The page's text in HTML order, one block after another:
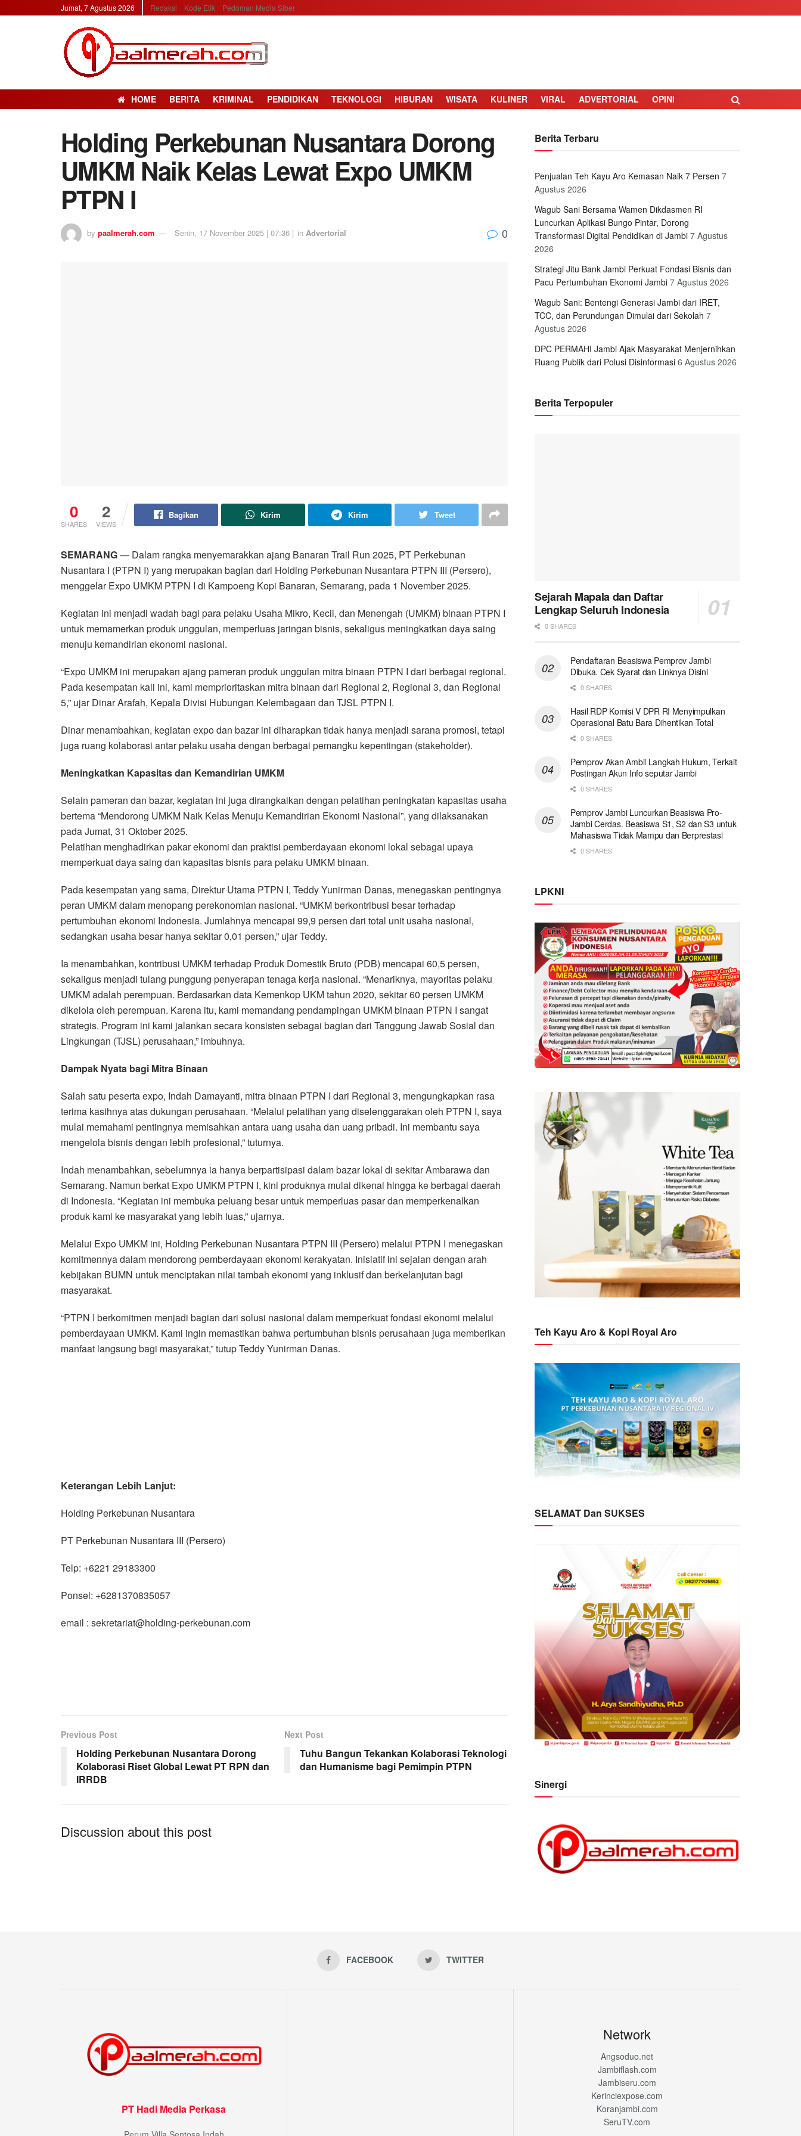
Jumat, 7 Agustus 2026 Redaksi Kode Etik Pedoman Media Siber
HOME BERITA KRIMINAL PENDIDIKAN TEKNOLOGI HIBURAN WISATA KULINER VIRAL ADVERTORIAL OPINI
Holding Perkebunan Nusantara Dorong
UMKM Naik Kelas Lewat Expo UMKM
PTPN I
by paalmerah.com Senin, 17 November 2025 | 07:36 | in Advertorial 0
0
SHARES
2
VIEWS
Bagikan Kirim Kirim Tweet
SEMARANG— Dalam rangka menyemarakkan ajang Banaran Trail Run 2025, PT Perkebunan
Nusantara I (PTPN I) yang merupakan bagian dari Holding Perkebunan Nusantara PTPN III (Persero),
menggelar Expo UMKM PTPN I di Kampoeng Kopi Banaran, Semarang, pada 1 November 2025.
Kegiatan ini menjadi wadah bagi para pelaku Usaha Mikro, Kecil, dan Menengah (UMKM) binaan PTPN I
untuk memamerkan produk unggulan, memperluas jaringan bisnis, sekaligus meningkatkan daya saing
menuju kemandirian ekonomi nasional.
“Expo UMKM ini merupakan ajang pameran produk unggulan mitra binaan PTPN I dari berbagai regional.
Pada kesempatan kali ini, kami memprioritaskan mitra binaan dari Regional 2, Regional 3, dan Regional
5,” ujar Dinar Arafah, Kepala Divisi Hubungan Kelembagaan dan TJSL PTPN I.
Dinar menambahkan, kegiatan expo dan bazar ini diharapkan tidak hanya menjadi sarana promosi, tetapi
juga ruang kolaborasi antar pelaku usaha dengan berbagai pemangku kepentingan (stakeholder).
Meningkatkan Kapasitas dan Kemandirian UMKM
Selain pameran dan bazar, kegiatan ini juga dirangkaikan dengan pelatihan peningkatan kapasitas usaha
bertema “Mendorong UMKM Naik Kelas Menuju Kemandirian Ekonomi Nasional”, yang dilaksanakan
pada Jumat, 31 Oktober 2025.
Pelatihan menghadirkan pakar ekonomi dan praktisi pemberdayaan ekonomi lokal sebagai upaya
memperkuat daya saing dan kapasitas bisnis para pelaku UMKM binaan.
Pada kesempatan yang sama, Direktur Utama PTPN I, Teddy Yunirman Danas, menegaskan pentingnya
peran UMKM dalam menopang perekonomian nasional. “UMKM berkontribusi besar terhadap
pertumbuhan ekonomi Indonesia. Jumlahnya mencapai 99,9 persen dari total unit usaha nasional,
sedangkan usaha besar hanya sekitar 0,01 persen,” ujar Teddy.
Ia menambahkan, kontribusi UMKM terhadap Produk Domestik Bruto (PDB) mencapai 60,5 persen,
sekaligus menjadi tulang punggung penyerapan tenaga kerja nasional. “Menariknya, mayoritas pelaku
UMKM adalah perempuan. Berdasarkan data Kemenkop UKM tahun 2020, sekitar 60 persen UMKM
dikelola oleh perempuan. Karena itu, kami memandang pendampingan UMKM binaan PTPN I sangat
strategis. Program ini kami jalankan secara konsisten sebagai bagian dari Tanggung Jawab Sosial dan
Lingkungan (TJSL) perusahaan,” imbuhnya.
Dampak Nyata bagi Mitra Binaan
Salah satu peserta expo, Indah Damayanti, mitra binaan PTPN I dari Regional 3, mengungkapkan rasa
terima kasihnya atas dukungan perusahaan. “Melalui pelatihan yang diselenggarakan oleh PTPN I, saya
mulai memahami pentingnya memisahkan antara uang usaha dan uang pribadi. Ini membantu saya
mengelola bisnis dengan lebih profesional,” tuturnya.
Indah menambahkan, sebelumnya ia hanya berpartisipasi dalam bazar lokal di sekitar Ambarawa dan
Semarang. Namun berkat Expo UMKM PTPN I, kini produknya mulai dikenal hingga ke berbagai daerah
di Indonesia. “Kegiatan ini membuka peluang besar untuk memperluas pasar dan memperkenalkan
produk kami ke masyarakat yang lebih luas,” ujarnya.
Melalui Expo UMKM ini, Holding Perkebunan Nusantara PTPN III (Persero) melalui PTPN I menegaskan
komitmennya dalam mendorong pemberdayaan ekonomi kerakyatan. Inisiatif ini sejalan dengan arah
kebijakan BUMN untuk menciptakan nilai tambah ekonomi yang inklusif dan berkelanjutan bagi
masyarakat.
“PTPN I berkomitmen menjadi bagian dari solusi nasional dalam memperkuat fondasi ekonomi melalui
pemberdayaan UMKM. Kami ingin memastikan bahwa pertumbuhan bisnis perusahaan juga memberikan
manfaat langsung bagi masyarakat,” tutup Teddy Yunirman Danas.
Keterangan Lebih Lanjut:
Holding Perkebunan Nusantara
PT Perkebunan Nusantara III (Persero)
Telp: +6221 29183300
Ponsel: +6281370835057
email : sekretariat@holding-perkebunan.com
Previous Post
Holding Perkebunan Nusantara Dorong
Kolaborasi Riset Global Lewat PT RPN dan
IRRDB
Next Post
Tuhu Bangun Tekankan Kolaborasi Teknologi
dan Humanisme bagi Pemimpin PTPN
Discussion about this post
Berita Terbaru
Penjualan Teh Kayu Aro Kemasan Naik 7 Persen 7
Agustus 2026
Wagub Sani Bersama Wamen Dikdasmen RI
Luncurkan Aplikasi Bungo Pintar, Dorong
Transformasi Digital Pendidikan di Jambi 7 Agustus
2026
Strategi Jitu Bank Jambi Perkuat Fondasi Bisnis dan
Pacu Pertumbuhan Ekonomi Jambi 7 Agustus 2026
Wagub Sani: Bentengi Generasi Jambi dari IRET,
TCC, dan Perundungan Dimulai dari Sekolah 7
Agustus 2026
DPC PERMAHI Jambi Ajak Masyarakat Menjernihkan
Ruang Publik dari Polusi Disinformasi 6 Agustus 2026
Berita Terpopuler
Sejarah Mapala dan Daftar
Lengkap Seluruh Indonesia
0 SHARES
Pendaftaran Beasiswa Pemprov Jambi
Dibuka. Cek Syarat dan Linknya Disini
0 SHARES
Hasil RDP Komisi V DPR RI Menyimpulkan
Operasional Batu Bara Dihentikan Total
0 SHARES
Pemprov Akan Ambil Langkah Hukum, Terkait
Postingan Akun Info seputar Jambi
0 SHARES
Pemprov Jambi Luncurkan Beasiswa Pro-
Jambi Cerdas. Beasiswa S1, S2 dan S3 untuk
Mahasiswa Tidak Mampu dan Berprestasi
0 SHARES
LPKNI
Teh Kayu Aro & Kopi Royal Aro
SELAMAT Dan SUKSES
Sinergi
FACEBOOK TWITTER
PT Hadi Media Perkasa
Network
Angsoduo.net
Jambiflash.com
Jambiseru.com
Kerinciexpose.com
Koranjambi.com
SeruTV.com